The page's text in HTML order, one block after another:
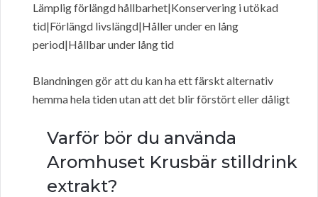
Lämplig förlängd hållbarhet|Konservering i utökad
tid|Förlängd livslängd|Håller under en lång
period|Hållbar under lång tid
Blandningen gör att du kan ha ett färskt alternativ
hemma hela tiden utan att det blir förstört eller dåligt
Varför bör du använda
Aromhuset Krusbär stilldrink
extrakt?